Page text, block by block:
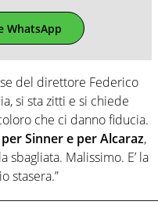
WhatsApp
del direttore Federico
si sta zitti e si chiede
che ci danno fiducia.
Sinner e per Alcaraz,
Malissimo. E’ la
stasera.”